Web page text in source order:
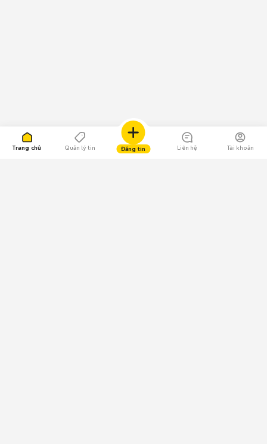
Trang chủ Quản lý tin Đăng tin Liên hệ Tài khoản